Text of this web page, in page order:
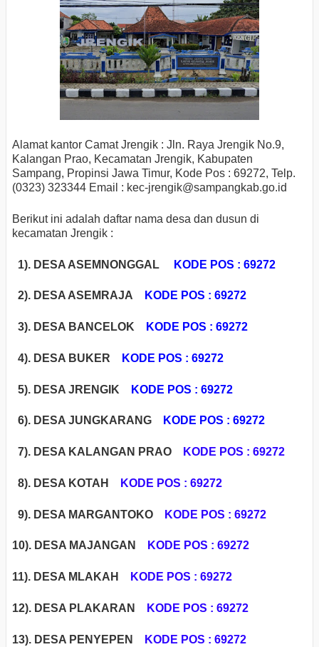
Alamat kantor Camat Jrengik : Jln. Raya Jrengik No.9,
Kalangan Prao, Kecamatan Jrengik, Kabupaten
Sampang, Propinsi Jawa Timur, Kode Pos : 69272, Telp.
(0323) 323344 Email : kec-jrengik@sampangkab.go.id
Berikut ini adalah daftar nama desa dan dusun di
kecamatan Jrengik :
1). DESA ASEMNONGGAL KODE POS : 69272
2). DESA ASEMRAJA KODE POS : 69272
3). DESA BANCELOK KODE POS : 69272
4). DESA BUKER KODE POS : 69272
5). DESA JRENGIK KODE POS : 69272
6). DESA JUNGKARANG KODE POS : 69272
7). DESA KALANGAN PRAO KODE POS : 69272
8). DESA KOTAH KODE POS : 69272
9). DESA MARGANTOKO KODE POS : 69272
10). DESA MAJANGAN KODE POS : 69272
11). DESA MLAKAH KODE POS : 69272
12). DESA PLAKARAN KODE POS : 69272
13). DESA PENYEPEN KODE POS : 69272